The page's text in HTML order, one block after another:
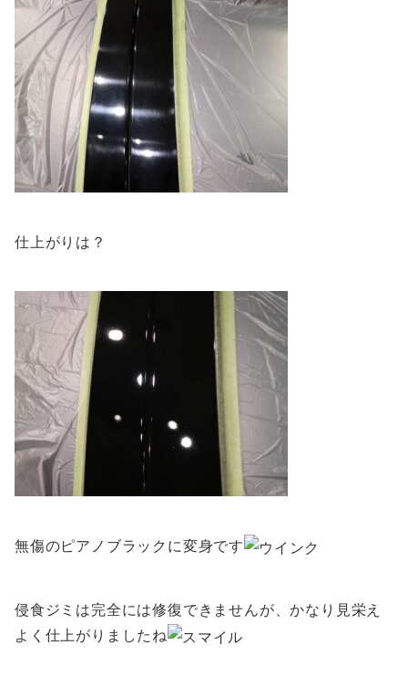
仕上がりは？
無傷のピアノブラックに変身です
侵食ジミは完全には修復できませんが、かなり見栄え
よく仕上がりましたね